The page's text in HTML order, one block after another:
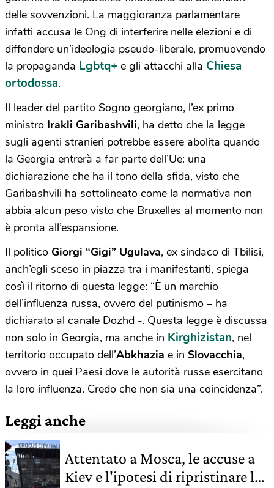
delle sovvenzioni. La maggioranza parlamentare
infatti accusa le Ong di interferire nelle elezioni e di
diffondere un’ideologia pseudo-liberale, promuovendo
la propaganda Lgbtq+ e gli attacchi alla Chiesa
ortodossa.
Il leader del partito Sogno georgiano, l’ex primo
ministro Irakli Garibashvili, ha detto che la legge
sugli agenti stranieri potrebbe essere abolita quando
la Georgia entrerà a far parte dell’Ue: una
dichiarazione che ha il tono della sfida, visto che
Garibashvili ha sottolineato come la normativa non
abbia alcun peso visto che Bruxelles al momento non
è pronta all’espansione.
Il politico Giorgi “Gigi” Ugulava, ex sindaco di Tbilisi,
anch’egli sceso in piazza tra i manifestanti, spiega
così il ritorno di questa legge: “È un marchio
dell’influenza russa, ovvero del putinismo – ha
dichiarato al canale Dozhd -. Questa legge è discussa
non solo in Georgia, ma anche in Kirghizistan, nel
territorio occupato dell’Abkhazia e in Slovacchia,
ovvero in quei Paesi dove le autorità russe esercitano
la loro influenza. Credo che non sia una coincidenza”.
Leggi anche
Attentato a Mosca, le accuse a
Kiev e l'ipotesi di ripristinare la